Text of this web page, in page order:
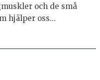
och de små
hjälper oss...